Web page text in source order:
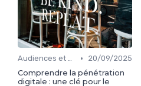
Audiences et engagement •
20/09/2025
Comprendre la pénétration
digitale : une clé pour le